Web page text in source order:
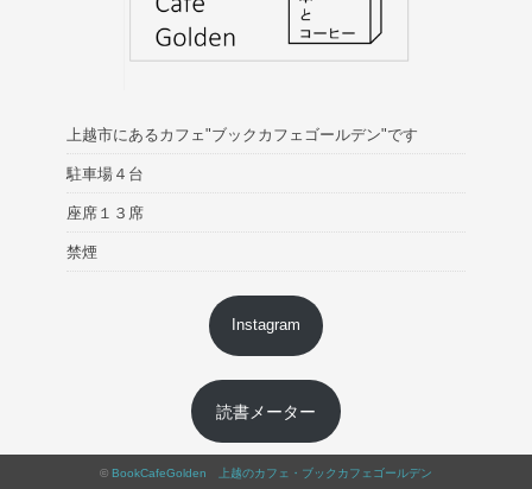
上越市にあるカフェ"ブックカフェゴールデン"です
駐車場４台
座席１３席
禁煙
Instagram
読書メーター
© BookCafeGolden 上越のカフェ・ブックカフェゴールデン